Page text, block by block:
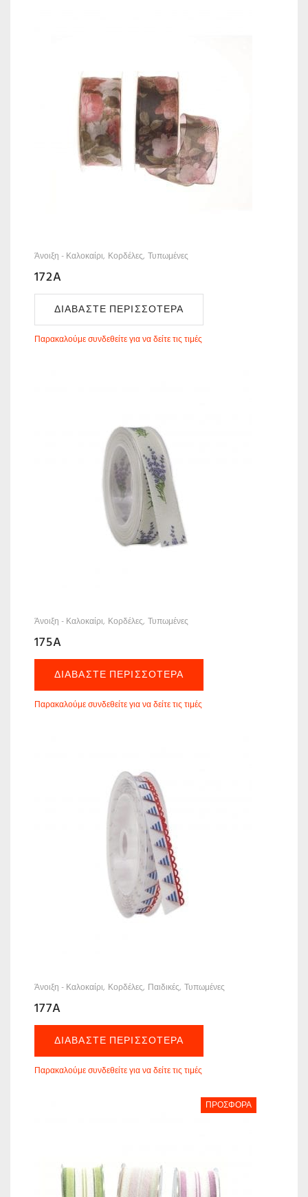
Άνοιξη - Καλοκαίρι Κορδέλες Τυπωμένες
172A
ΔΙΑΒΆΣΤΕ ΠΕΡΙΣΣΌΤΕΡΑ
Παρακαλούμε συνδεθείτε για να δείτε τις τιμές
Άνοιξη - Καλοκαίρι Κορδέλες Τυπωμένες
175A
ΔΙΑΒΆΣΤΕ ΠΕΡΙΣΣΌΤΕΡΑ
Παρακαλούμε συνδεθείτε για να δείτε τις τιμές
Άνοιξη - Καλοκαίρι Κορδέλες Παιδικές Τυπωμένες
177A
ΔΙΑΒΆΣΤΕ ΠΕΡΙΣΣΌΤΕΡΑ
Παρακαλούμε συνδεθείτε για να δείτε τις τιμές
ΠΡΟΣΦΟΡΆ